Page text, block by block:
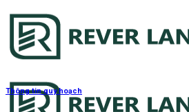
Bỏ
nội
Thông tin quy hoạch